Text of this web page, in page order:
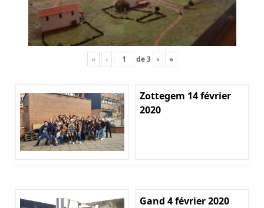
« ‹ de3 › »
Zottegem 14 février
2020
Gand 4 février 2020